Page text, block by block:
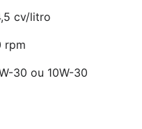
cv/litro
rpm
30 ou 10W-30